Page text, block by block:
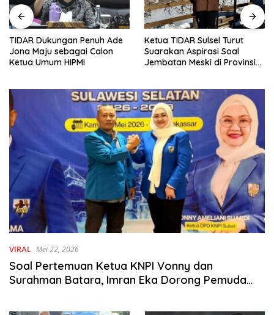
Ade
Calon
Ketua TIDAR Sulsel Turut
Suarakan Aspirasi Soal
Jembatan Meski di Provinsi
Industri Film RI
Rahayu
Sistem Distribusi
VIRAL Mei 22, 2026
Soal Pertemuan Ketua KNPI Vonny dan
Surahman Batara, Imran Eka Dorong Pemuda